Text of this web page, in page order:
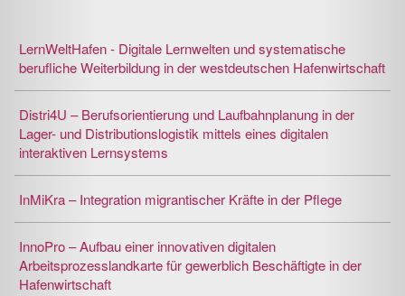
LernWeltHafen - Digitale Lernwelten und systematische
berufliche Weiterbildung in der westdeutschen Hafenwirtschaft
Distri4U – Berufsorientierung und Laufbahnplanung in der
Lager- und Distributionslogistik mittels eines digitalen
interaktiven Lernsystems
InMiKra – Integration migrantischer Kräfte in der Pflege
InnoPro – Aufbau einer innovativen digitalen
Arbeitsprozesslandkarte für gewerblich Beschäftigte in der
Hafenwirtschaft